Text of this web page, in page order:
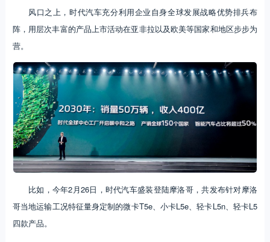
风口之上，时代汽车充分利用企业自身全球发展战略优势排兵布
阵，用层次丰富的产品上市活动在亚非拉以及欧美等国家和地区步步为
营。
比如，今年2月26日，时代汽车盛装登陆摩洛哥，共发布针对摩洛
哥当地运输工况特征量身定制的微卡T5e、小卡L5e、轻卡L5n、轻卡L5
四款产品。